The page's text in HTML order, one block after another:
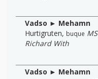
Vadso ► Mehamn
Hurtigruten, buque MS
Richard With
Vadso ► Mehamn